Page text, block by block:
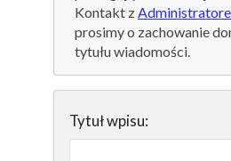
Kontakt z
prosimy o zachowanie
tytułu wiadomości.
Tytuł wpisu: